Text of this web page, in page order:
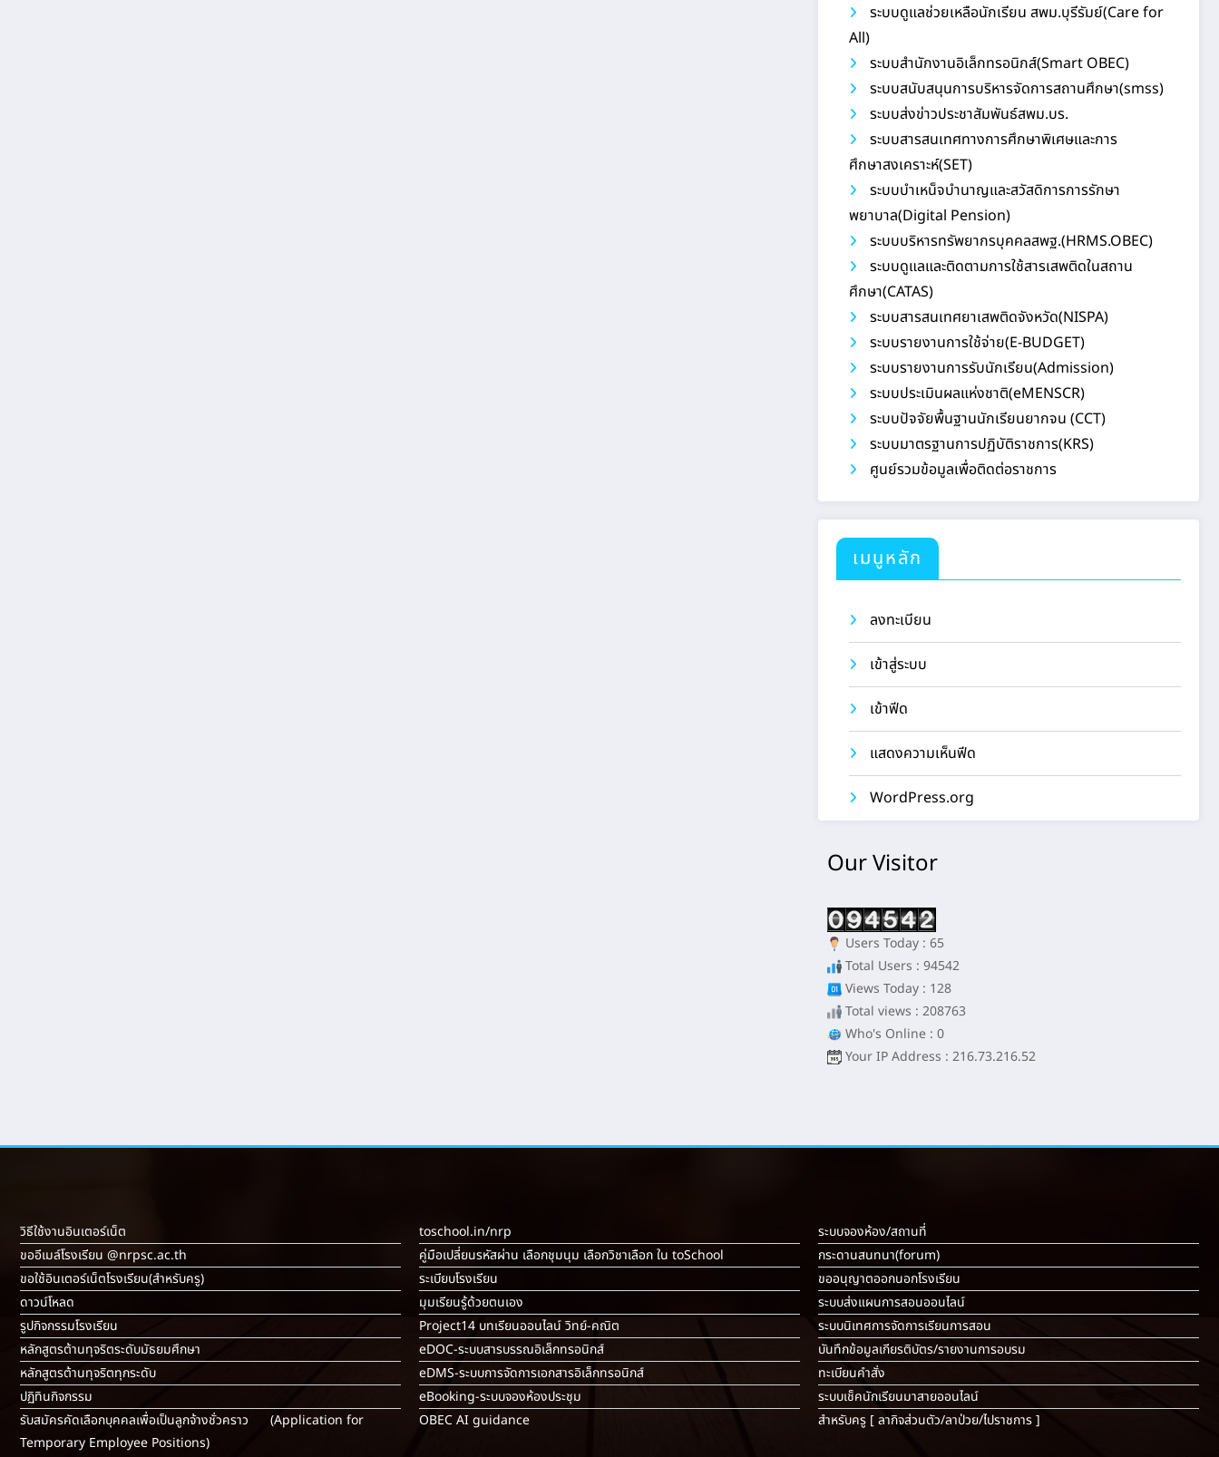
ระบบดูแลช่วยเหลือนักเรียน สพม.บุรีรัมย์(Care for
All)
ระบบสำนักงานอิเล็กทรอนิกส์(Smart OBEC)
ระบบสนับสนุนการบริหารจัดการสถานศึกษา(smss)
ระบบส่งข่าวประชาสัมพันธ์สพม.บร.
ระบบสารสนเทศทางการศึกษาพิเศษและการ
ศึกษาสงเคราะห์(SET)
ระบบบำเหน็จบำนาญและสวัสดิการการรักษา
พยาบาล(Digital Pension)
ระบบบริหารทรัพยากรบุคคลสพฐ.(HRMS.OBEC)
ระบบดูแลและติดตามการใช้สารเสพติดในสถาน
ศึกษา(CATAS)
ระบบสารสนเทศยาเสพติดจังหวัด(NISPA)
ระบบรายงานการใช้จ่าย(E-BUDGET)
ระบบรายงานการรับนักเรียน(Admission)
ระบบประเมินผลแห่งชาติ(eMENSCR)
ระบบปัจจัยพื้นฐานนักเรียนยากจน (CCT)
ระบบมาตรฐานการปฏิบัติราชการ(KRS)
ศูนย์รวมข้อมูลเพื่อติดต่อราชการ
เมนูหลัก
ลงทะเบียน
เข้าสู่ระบบ
เข้าฟีด
แสดงความเห็นฟีด
WordPress.org
Our Visitor
Users Today : 65
Total Users : 94542
Views Today : 128
Total views : 208763
Who's Online : 0
Your IP Address : 216.73.216.52
วิธีใช้งานอินเตอร์เน็ต
ขออีเมล์โรงเรียน @nrpsc.ac.th
ขอใช้อินเตอร์เน็ตโรงเรียน(สำหรับครู)
ดาวน์โหลด
รูปกิจกรรมโรงเรียน
หลักสูตรต้านทุจริตระดับมัธยมศึกษา
หลักสูตรต้านทุจริตทุกระดับ
ปฏิทินกิจกรรม
รับสมัครคัดเลือกบุคคลเพื่อเป็นลูกจ้างชั่วคราว (Application for
Temporary Employee Positions)
toschool.in/nrp
คู่มือเปลี่ยนรหัสผ่าน เลือกชุมนุม เลือกวิชาเลือก ใน toSchool
ระเบียบโรงเรียน
มุมเรียนรู้ด้วยตนเอง
Project14 บทเรียนออนไลน์ วิทย์-คณิต
eDOC-ระบบสารบรรณอิเล็กทรอนิกส์
eDMS-ระบบการจัดการเอกสารอิเล็กทรอนิกส์
eBooking-ระบบจองห้องประชุม
OBEC AI guidance
ระบบจองห้อง/สถานที่
กระดานสนทนา(forum)
ขออนุญาตออกนอกโรงเรียน
ระบบส่งแผนการสอนออนไลน์
ระบบนิเทศการจัดการเรียนการสอน
บันทึกข้อมูลเกียรติบัตร/รายงานการอบรม
ทะเบียนคำสั่ง
ระบบเช็คนักเรียนมาสายออนไลน์
สำหรับครู [ลากิจส่วนตัว/ลาป่วย/ไปราชการ]